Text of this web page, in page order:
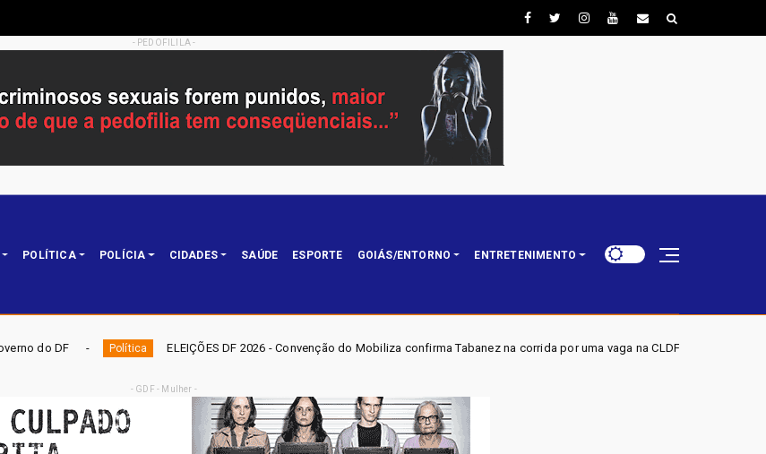
- PEDOFILILA -
POLÍTICA POLÍCIA CIDADES SAÚDE ESPORTE GOIÁS/ENTORNO ENTRETENIMENTO
Política ELEIÇÕES DF 2026 - Convenção do Mobiliza confirma Tabanez na corrida por uma vaga na CLDF Brasil Atuação de André
- GDF - Mulher -